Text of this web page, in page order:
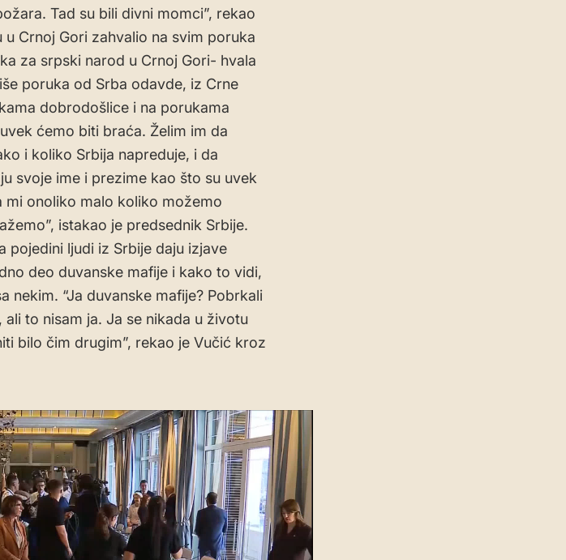
Tad su bili divni momci”, rekao
Crnoj Gori zahvalio na svim poruka
za srpski narod u Crnoj Gori- hvala
poruka od Srba odavde, iz Crne
dobrodošlice i na porukama
ćemo biti braća. Želim im da
i koliko Srbija napreduje, i da
svoje ime i prezime kao što su uvek
mi onoliko malo koliko možemo
istakao je predsednik Srbije.
pojedini ljudi iz Srbije daju izjave
deo duvanske mafije i kako to vidi,
nekim. “Ja duvanske mafije? Pobrkali
to nisam ja. Ja se nikada u životu
bilo čim drugim”, rekao je Vučić kroz